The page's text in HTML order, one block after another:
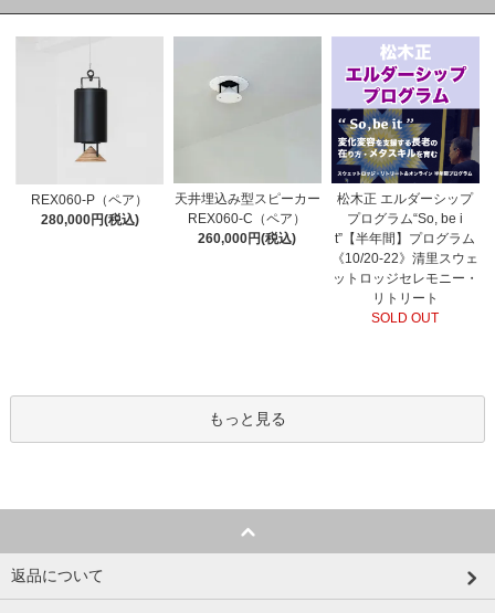
REX060-P（ペア）
280,000円(税込)
天井埋込み型スピーカー
REX060-C（ペア）
260,000円(税込)
松木正 エルダーシップ
プログラム“So, be i
t”【半年間】プログラム
《10/20-22》清里スウェ
ットロッジセレモニー・
リトリート
SOLD OUT
もっと見る
返品について